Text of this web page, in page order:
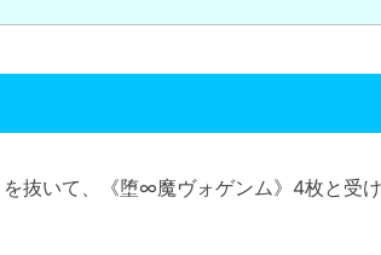
抜いて、《堕∞魔ヴォゲンム》4枚と受